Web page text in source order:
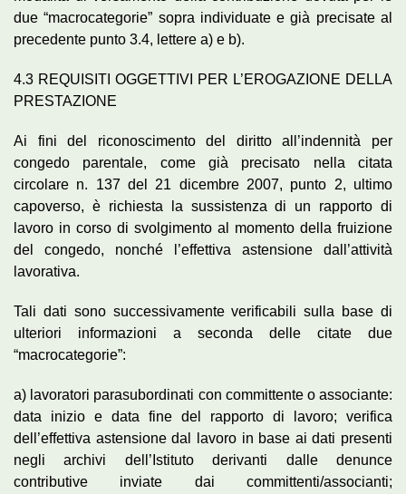
due “macrocategorie” sopra individuate e già precisate al
precedente punto 3.4, lettere a) e b).
4.3 REQUISITI OGGETTIVI PER L’EROGAZIONE DELLA
PRESTAZIONE
Ai fini del riconoscimento del diritto all’indennità per
congedo parentale, come già precisato nella citata
circolare n. 137 del 21 dicembre 2007, punto 2, ultimo
capoverso, è richiesta la sussistenza di un rapporto di
lavoro in corso di svolgimento al momento della fruizione
del congedo, nonché l’effettiva astensione dall’attività
lavorativa.
Tali dati sono successivamente verificabili sulla base di
ulteriori informazioni a seconda delle citate due
“macrocategorie”:
a) lavoratori parasubordinati con committente o associante:
data inizio e data fine del rapporto di lavoro; verifica
dell’effettiva astensione dal lavoro in base ai dati presenti
negli archivi dell’Istituto derivanti dalle denunce
contributive inviate dai committenti/associanti;